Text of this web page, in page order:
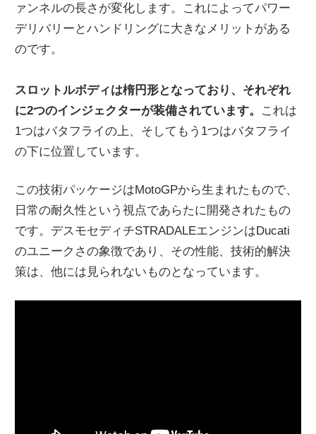
ァンネルの長さが変化します。これによってパワー
デリバリーとハンドリングに大きなメリットがある
のです。
スロットルボディは楕円形となっており、それぞれ
に2つのインジェクターが装備されています。 これは
1つはバタフライの上、そしてもう1つはバタフライ
の下に位置しています。
この技術パッケージはMotoGPから生まれたもので、
日常の耐久性という視点であらたに開発されたもの
です。デスモセディチSTRADALEエンジンはDucati
のユニークさの象徴であり、その性能、技術的解決
策は、他には見られないものとなっています。